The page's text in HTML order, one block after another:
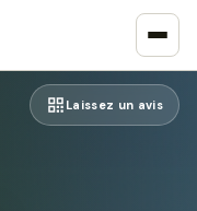
Laissez un avis